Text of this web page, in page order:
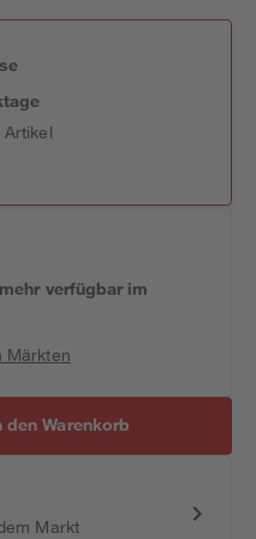
Artikel
verfügbar im
Märkten
den Warenkorb
Markt